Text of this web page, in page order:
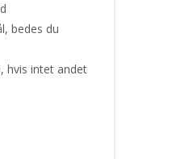
bedes du
hvis intet andet